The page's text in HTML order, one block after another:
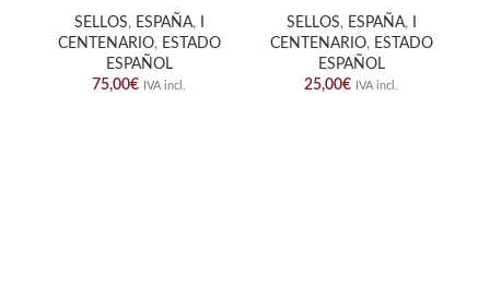
SELLOS, ESPAÑA,
CENTENARIO, ESTADO
ESPAÑOL
75,00€ IVA incl.
SELLOS, ESPAÑA,
CENTENARIO, ESTADO
ESPAÑOL
25,00€ IVA incl.